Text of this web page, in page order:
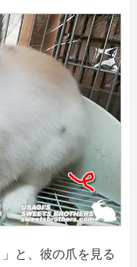
と、彼の爪を見る